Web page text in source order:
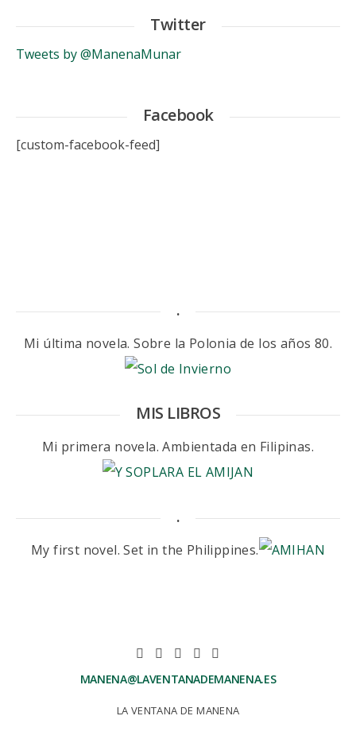
Twitter
Tweets by @ManenaMunar
Facebook
[custom-facebook-feed]
.
Mi última novela. Sobre la Polonia de los años 80.
MIS LIBROS
Mi primera novela. Ambientada en Filipinas.
.
My first novel. Set in the Philippines.
MANENA@LAVENTANADEMANENA.ES
LA VENTANA DE MANENA